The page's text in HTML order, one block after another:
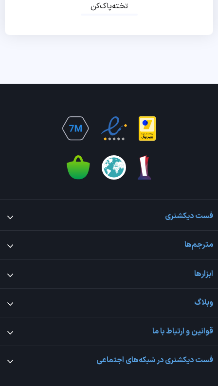
تخته‌پاک‌کن
فست دیکشنری
مترجم‌ها
ابزارها
وبلاگ
قوانین و ارتباط با ما
فست دیکشنری در شبکه‌های اجتماعی